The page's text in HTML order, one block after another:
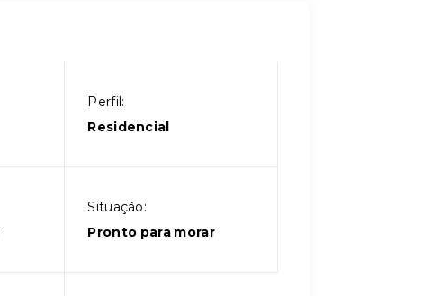
Perfil:
Residencial
Situação:
Pronto para morar